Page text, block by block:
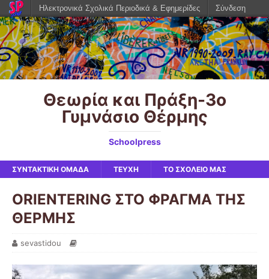
Θεωρία και Πράξη-3o
Γυμνάσιο Θέρμης
Schoolpress
ΣΥΝΤΑΚΤΙΚΗ ΟΜΑΔΑ ΤΕΥΧΗ ΤΟ ΣΧΟΛΕΙΟ ΜΑΣ
ORIENTERING ΣΤΟ ΦΡΑΓΜΑ ΤΗΣ
ΘΕΡΜΗΣ
sevastidou
Ηλεκτρονικά Σχολικά Περιοδικά & Εφημερίδες Σύνδεση